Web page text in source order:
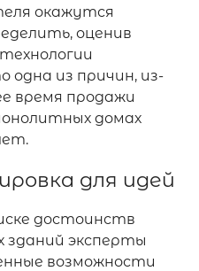
окажутся
оценив
из причин, из-
время продажи
домах
для идей
достоинств
зданий эксперты
возможности